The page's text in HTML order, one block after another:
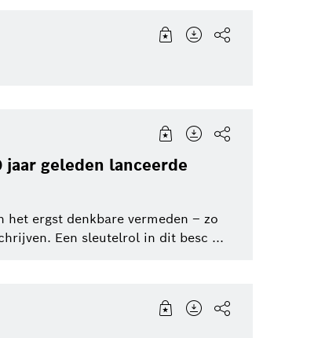
Artificial Intelligence
jaar geleden lanceerde
ergst denkbare vermeden – zo
Een sleutelrol in dit besc ...